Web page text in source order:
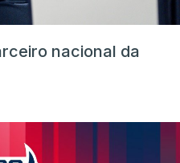
nacional da